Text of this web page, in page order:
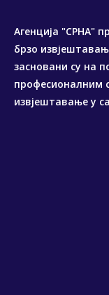
Агенција "СРНА"
брзо
засновани су на
професионалним
извјештавање у